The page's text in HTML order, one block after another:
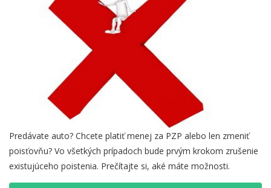
Predávate auto? Chcete platiť menej za PZP alebo len zmeniť
poisťovňu? Vo všetkých prípadoch bude prvým krokom zrušenie
existujúceho poistenia. Prečítajte si, aké máte možnosti.